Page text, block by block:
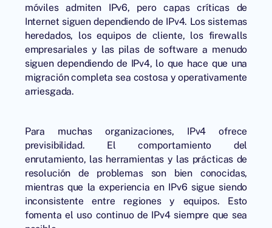
móviles admiten IPv6, pero capas críticas de
Internet siguen dependiendo de IPv4. Los sistemas
heredados, los equipos de cliente, los firewalls
empresariales y las pilas de software a menudo
siguen dependiendo de IPv4, lo que hace que una
migración completa sea costosa y operativamente
arriesgada.
Para muchas organizaciones, IPv4 ofrece
previsibilidad. El comportamiento del
enrutamiento, las herramientas y las prácticas de
resolución de problemas son bien conocidas,
mientras que la experiencia en IPv6 sigue siendo
inconsistente entre regiones y equipos. Esto
fomenta el uso continuo de IPv4 siempre que sea